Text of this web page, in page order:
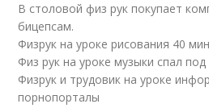
В столовой физ рук покупает
бицепсам.
Физрук на уроке рисования 40
Физ рук на уроке музыки спал
Физрук и трудовик на уроке
порнопорталы